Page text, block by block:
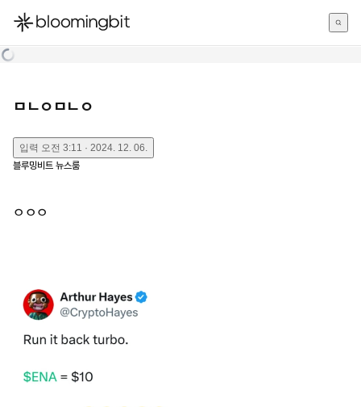
한국어
ㅁㄴㅇㅁㄴㅇ
입력 오전 3:11 · 2024. 12. 06.
블루밍비트 뉴스룸
ㅇㅇㅇ